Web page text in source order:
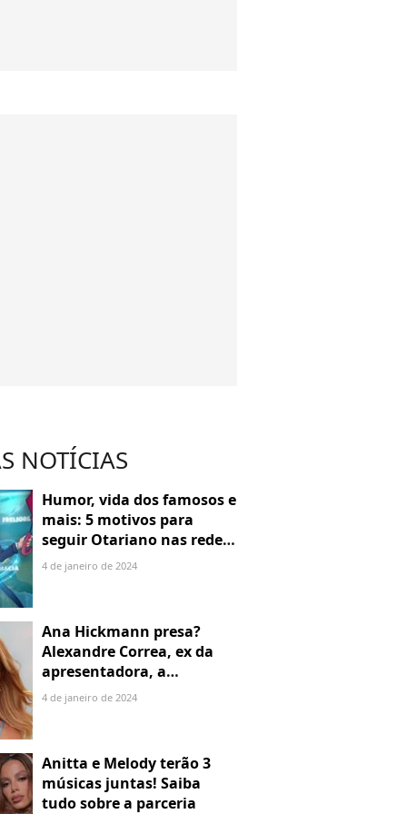
NOTÍCIAS
Humor, vida dos famosos e
mais: 5 motivos para
seguir Otariano nas redes
sociais
4 de janeiro de 2024
Ana Hickmann presa?
Alexandre Correa, ex da
apresentadora, a
denuncia por alienação
4 de janeiro de 2024
Anitta e Melody terão 3
músicas juntas! Saiba
tudo sobre a parceria